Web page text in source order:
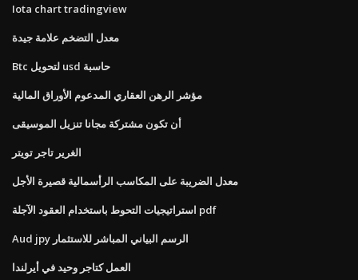
Iota chart tradingview
معدل التضخم علامة جيدة
Btc لتحويل usd حاسبة
مؤشر الرهن العقاري المدعوم الأوراق المالية
أن تكون مشتركة مجانا تنزيل الموسيقى
الغرير تاجر تويتر
معدل الضريبة على المكاسب الرأسمالية قصيرة الأجل
استراتيجيات التحوط باستخدام العقود الآجلة pdf
Aud jpy الرسم البياني المباشر للاستثمار
العمل كتاجر وحيد في أيرلندا